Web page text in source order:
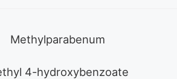
Methylparabenum
4-hydroxybenzoate